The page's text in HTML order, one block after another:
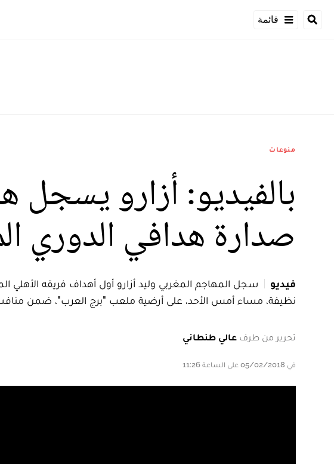
قائمة
منوعات
بالفيديو: أزارو يسجل
صدارة هدافي الدوري
فيديو
نظيفة، مساء أمس الأحد، على أرضية ملعب "برج العرب"، ضمن منافسات الجولة الـ 22 من
تحرير من طرف عالي طنطاني
في 05/02/2018 على الساعة 11:26